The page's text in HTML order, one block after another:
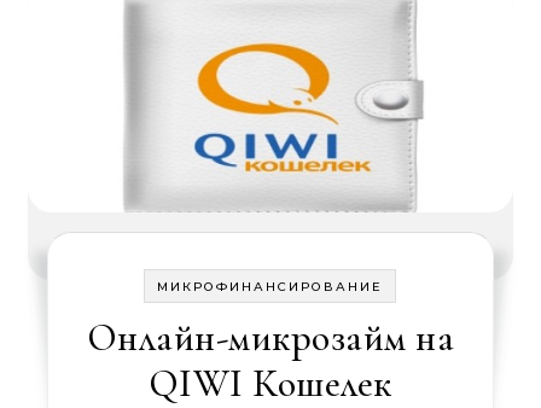
МИКРОФИНАНСИРОВАНИЕ
Онлайн-микрозайм на
QIWI Кошелек